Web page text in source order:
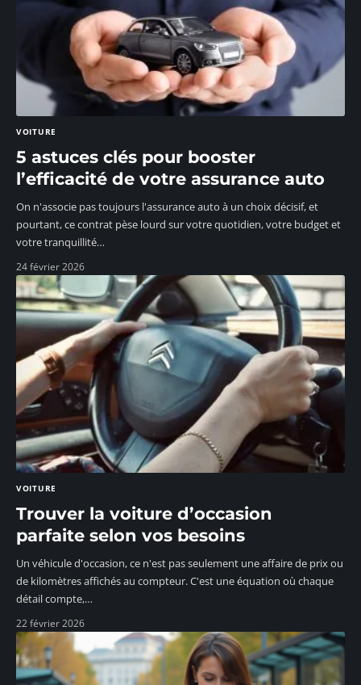
VOITURE
5 astuces clés pour booster
l’efficacité de votre assurance auto
On n'associe pas toujours l'assurance auto à un choix décisif, et
pourtant, ce contrat pèse lourd sur votre quotidien, votre budget et
votre tranquillité…
24 février 2026
VOITURE
Trouver la voiture d’occasion
parfaite selon vos besoins
Un véhicule d'occasion, ce n'est pas seulement une affaire de prix ou
de kilomètres affichés au compteur. C'est une équation où chaque
détail compte,…
22 février 2026